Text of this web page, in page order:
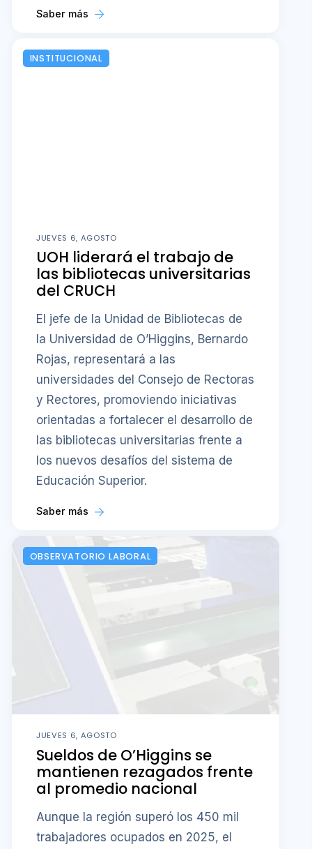
Saber más
INSTITUCIONAL
JUEVES 6, AGOSTO
UOH liderará el trabajo de
las bibliotecas universitarias
del CRUCH
El jefe de la Unidad de Bibliotecas de
la Universidad de O’Higgins, Bernardo
Rojas, representará a las
universidades del Consejo de Rectoras
y Rectores, promoviendo iniciativas
orientadas a fortalecer el desarrollo de
las bibliotecas universitarias frente a
los nuevos desafíos del sistema de
Educación Superior.
Saber más
OBSERVATORIO LABORAL
JUEVES 6, AGOSTO
Sueldos de O’Higgins se
mantienen rezagados frente
al promedio nacional
Aunque la región superó los 450 mil
trabajadores ocupados en 2025, el